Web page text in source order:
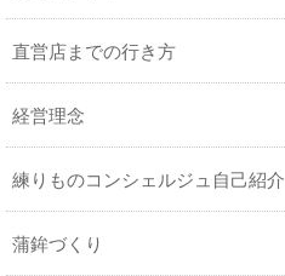
直営店までの行き方
経営理念
練りものコンシェルジュ自己紹介
蒲鉾づくり